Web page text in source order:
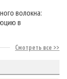
волокна:
в
Смотреть все